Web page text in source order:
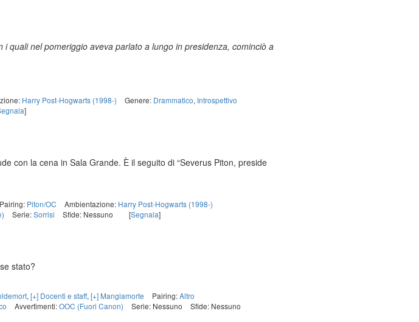
quali nel pomeriggio aveva parlato a lungo in presidenza, cominciò a
Harry Post-Hogwarts (1998-) Genere: Drammatico, Introspettivo
]
con la cena in Sala Grande. È il seguito di “Severus Piton, preside
Pairing: Piton/OC Ambientazione: Harry Post-Hogwarts (1998-)
Serie:Sorrisi Sfide: Nessuno [Segnala]
stato?
, [+] Docenti e staff, [+] Mangiamorte Pairing:Altro
Avvertimenti:OOC (Fuori Canon) Serie: Nessuno
Sfide: Nessuno